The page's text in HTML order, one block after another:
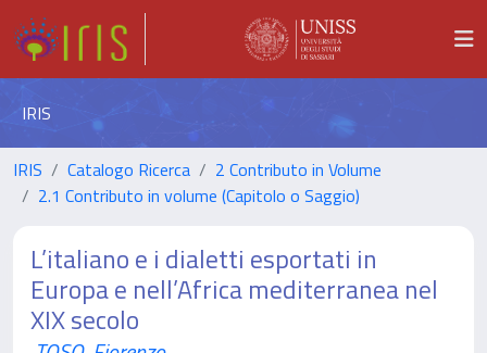
IRIS
IRIS Catalogo Ricerca
2 Contributo in Volume
2.1 Contributo in volume (Capitolo o Saggio)
L’italiano e i dialetti esportati in
Europa e nell’Africa mediterranea nel
XIX secolo